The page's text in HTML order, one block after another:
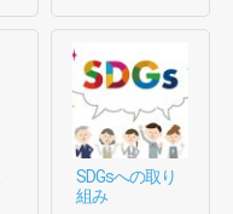
SDGsへの取り
組み